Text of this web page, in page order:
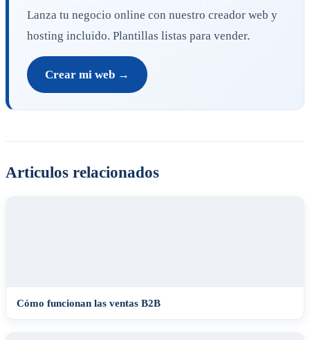
Lanza tu negocio online con nuestro creador web y
hosting incluido. Plantillas listas para vender.
Crear mi web →
Articulos relacionados
Cómo funcionan las ventas B2B